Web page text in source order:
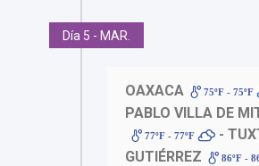
Día 5 - MAR.
OAXACA 75ºF - 75ºF
PABLO VILLA DE
77ºF - 77ºF
-
GUTIÉRREZ
86ºF -